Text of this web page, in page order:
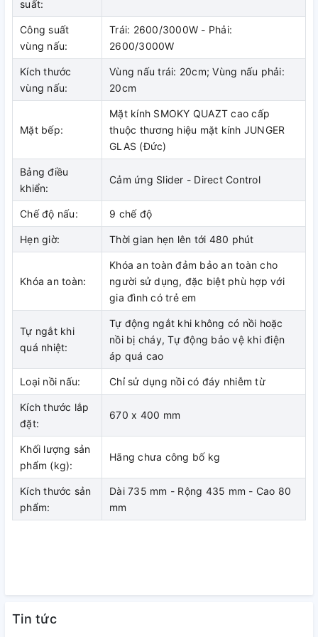
Thiết kế mặt kính Smoky Quartz tạo
điểm nhấn thẩm mỹ
Mặt kính Smoky Quartz trên bếp từ Junger CEJ-222-
INVERTER được lấy cảm hứng từ sắc thạch anh khói xám
hình thành sâu trong lòng đất qua hàng triệu năm từ magma
và hoạt động núi lửa. Bề mặt kính mang gam màu độc bản
kết hợp hiệu ứng vân chảy tự nhiên giống như dòng magma,
tạo chiều sâu thẩm mỹ khác biệt so với các mặt kính đen
truyền thống.
chế tối đa vết dầu mỡ và cặn canxi, giúp bề mặt luôn sạch
sẽ và dễ lau chùi. Bên cạnh đó, kính có độ cứng cao và khả
năng chống trầy xước tốt, cho phép người dùng đặt hoặc rê
nồi chảo nặng mà không lo ảnh hưởng đến bề mặt bếp.
Công suất 4.500W mạnh mẽ với
Booster siêu tốc
Bếp từ đôi Junger CEJ-222-INVERTER sở hữu tổng công
suất lên tới 4.500W giúp nấu ăn nhanh và hiệu quả. Mỗi
vùng nấu có công suất tiêu chuẩn 2.000W và có thể tăng
lên 2.200W ở vùng trái và 2.300W ở vùng phải khi kích hoạt
Booster.
món ăn
suất:
Công suất
vùng nấu:
Trái: 2600/3000W - Phải:
2600/3000W
Kích thước
vùng nấu:
Vùng nấu trái: 20cm; Vùng nấu phải:
20cm
Mặt bếp:
Mặt kính SMOKY QUAZT cao cấp
thuộc thương hiệu mặt kính JUNGER
GLAS (Đức)
Bảng điều
khiển:
Cảm ứng Slider - Direct Control
Chế độ nấu: 9 chế độ
Hẹn giờ: Thời gian hẹn lên tới 480 phút
Khóa an toàn:
Khóa an toàn đảm bảo an toàn cho
người sử dụng, đặc biệt phù hợp với
gia đình có trẻ em
Tự ngắt khi
quá nhiệt:
Tự động ngắt khi không có nồi hoặc
nồi bị cháy, Tự động bảo vệ khi điện
áp quá cao
Loại nồi nấu: Chỉ sử dụng nồi có đáy nhiễm từ
Kích thước lắp
đặt:
670 x 400 mm
Khối lượng sản
phẩm (kg):
Hãng chưa công bố kg
Kích thước sản
phẩm:
Dài 735 mm - Rộng 435 mm - Cao 80
mm
Tin tức